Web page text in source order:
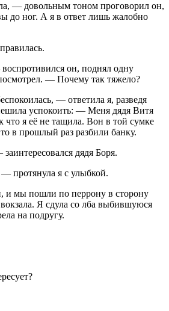
— довольным тоном проговорил он,
до ног. А я в ответ лишь жалобно
он, поднял одну
— Почему так тяжело?
— ответила я, разведя
успокоить: — Меня дядя Витя
что я её не тащила. Вон в той сумке
в прошлый раз разбили банку.
дядя Боря.
протянула я с улыбкой.
и мы пошли по перрону в сторону
Я сдула со лба выбившуюся
на подругу.